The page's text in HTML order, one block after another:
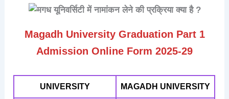
Magadh University Graduation Part 1
Admission Online Form 2025-29
UNIVERSITY MAGADH UNIVERSITY